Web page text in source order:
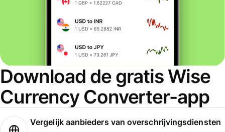
Download de gratis Wise
Currency Converter-app
Vergelijk aanbieders van overschrijvingsdiensten